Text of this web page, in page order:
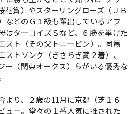
花賞）やスターリングローズ（ＪＢ
などのＧ１級も輩出しているアフ
はターコイズＳなど、６勝を挙げた
スト（その父トニービン）。同馬
ストソング（きさらぎ賞２着）、
ー（関東オークス）らがいる優秀な
より、２歳の11月に京都（芝１６
ュー。堂々の１番人気に推された